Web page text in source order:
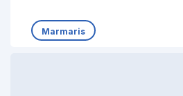
Marmaris